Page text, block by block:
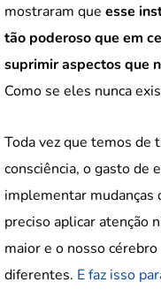
mostraram que esse
tão poderoso que em
suprimir aspectos que
Como se eles nunca
Toda vez que temos de
consciência, o gasto de
implementar mudanças
preciso aplicar atenção
maior e o nosso
diferentes. E faz isso